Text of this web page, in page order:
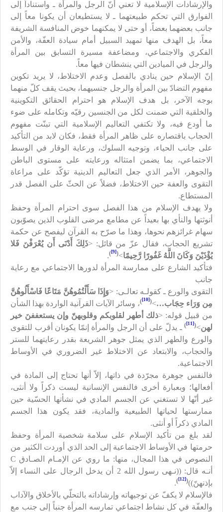
والإرشادات الإسلامية لا تعني أنّ الرجل والمرأة ـ واستناداً إلى
الفوارق التي تحكم طبيعتهما ـ لا يستطيعان أن يكونا معاً إلى
جانب بعضهما بعضاً، أو حتى لا يمكنهما خوض المنافسة الشريفة
معاً، بل الهدف منها تمهيد السبيل أمام سيادة العفّة، والأمن
الفكري والاجتماعي، ومضاعفة مسيرة التسابق بين المرأة
والرجل في الميادين التي ينشطان فيها معاً.
إنّ الإسلام حين ينادي بالفصل وعدم الاختلاط، لا يريد تكوين
مفهوم التضادّ بين المرأة والرجل جنسيهما، بحيث يقف كلّ منهما
بوجه الآخر، بل هدف الإسلام هو احترام الحقائق التكوينية
والخلقية التي ضمنت لكل من الجنسين رقيّه وتكامله على ضوء
ما أودع فيه، ولا تكتفي التعاليم الإسلامية التي تبنّت مفهوم
الحجاب باقتصاره على ظاهر المرأة فقط، فكان لابد من التأكيد
على جانب الحياء، وتوجيه السلوك، ورعاية الوقار في الوسط
الاجتماعي، بما يضمن امتثاله ورعايته على مستوى الباطن
والجوهر، الأمر الذي جعل التعاليم الدينية تؤكّد على مراعاة
التقوى والعفة حين الاختلاط، فضلاً عن الحثّ على الفصل قدر
المستطاع.
ولا يهدف الإسلام من هذا الفصل سوى احترام المرأة وحفظ
أنوثتها والنأي بها بعيداً عن مطامع مرضى القلوب الذين يصوّبون
سهام غرائزهم نحوها، وهذا ما صرّح به القرآن ليفصح عن حكمة
تشريع الحجاب، فقال عزّ من قائل: >ذَلِكَ أَدْنَى أَن يُعْرَفْنَ فَلا
يُؤْذَيْنَ وَكَانَ اللَّهُ غَفُورًا رَّحِيمًا<
(
[9]
)
.
فتأكيد الشارع على ممارسة المرأة لدورها الاجتماعي مع رعاية
جانب
التقوى والورع ـ كقولـه تعالـى: >وَإِذَا سَأَلْتُمُوهُنَّ مَتَاعًا فَاسْأَلُوهُنَّ
مِن وَرَاء حِجَاب…<
(
[10]
)، وسائر الآيات القرآنية الواردة بهذا الشأن
من قبيل قوله: >ذلك أطهر لقلوبكم وقلوبهنّ وإن يستعففنَ خير
لهن<
(
[11]
) ـ يدلّ على أن الرجل والمرأة إنمّا يكونان أقرب للتقوى
والورع والطهر الذي يمثل جوهر الشريعة بقدر رعايتهما للستر
والحجاب، والابتعاد عن الاختلاط غير الضروري في الأوساط
الاجتماعية.
فالنفس جوهرة مجرّدة في ذاتها، إلاّ أنها تحتاج إلى المادة في
أفعالها؛ وبعبارة أخرى فالنفس الإنسانية ليست ذكراً ولا أنثى،
غير أنّها لا تستغني عن الجسم المادي في نشأتها الحسّية حين
ممارستها لحياتها الطبيعية والمادية، فقد يكون هذا الجسم
المادي ذكراً أو أنثى.
لقد بلغ من تأكيد الإسلام على سلامة شخصية المرأة وحفظ
حرمتها في الأوساط الاجتماعية إلى الحد الذي أوردت الكثير من
النصوص في هذا المجال، منها: ما روي عن الإمـام الصـادق C
أنـه قال: ((نـهى رسول الله 2 أن يدخل الرجال على النساء إلاّ
بإذنهنّ))(
[12]
)
.
فالإسلام لا يكفّ عن توجيهاته وإرشاداته بالتحلّي بالأخلاق والآداب
والعفّة في كل نشاط اجتماعي تمارسه المرأة جنباً إلى جنب مع